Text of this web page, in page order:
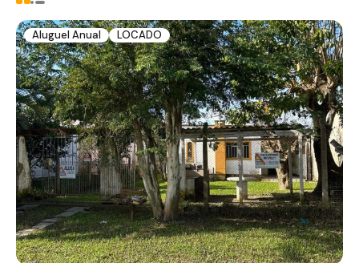
Aluguel Anual LOCADO